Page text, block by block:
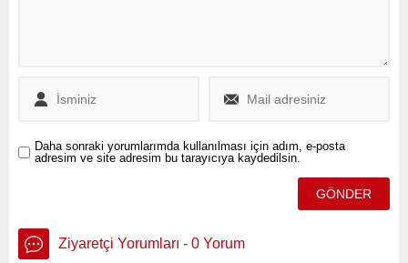
Daha sonraki yorumlarımda kullanılması için adım, e-posta
adresim ve site adresim bu tarayıcıya kaydedilsin.
Ziyaretçi Yorumları - 0 Yorum